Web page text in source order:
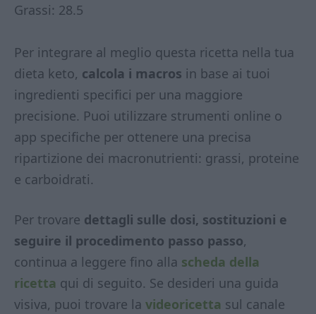
Grassi: 28.5
Per integrare al meglio questa ricetta nella tua
dieta keto, calcola i macros in base ai tuoi
ingredienti specifici per una maggiore
precisione. Puoi utilizzare strumenti online o
app specifiche per ottenere una precisa
ripartizione dei macronutrienti: grassi, proteine
e carboidrati.
Per trovare dettagli sulle dosi, sostituzioni e
seguire il procedimento passo passo,
continua a leggere fino alla scheda della
ricetta qui di seguito. Se desideri una guida
visiva, puoi trovare la videoricetta sul canale